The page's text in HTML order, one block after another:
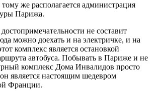
же располагается администрация
Парижа.
не составит
можно доехать и на электричке, и на
комплекс является остановкой
автобуса. Побывать в Париже и не
комплекс Дома Инвалидов просто
является настоящим шедевром
Франции.